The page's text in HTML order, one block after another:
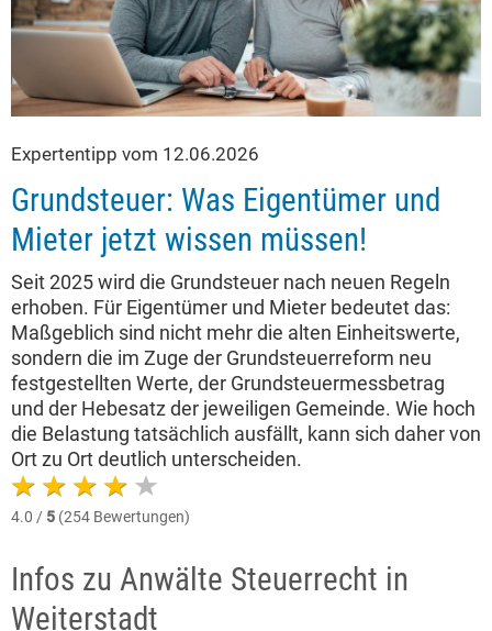
Expertentipp vom 12.06.2026
Grundsteuer: Was Eigentümer und
Mieter jetzt wissen müssen!
Seit 2025 wird die Grundsteuer nach neuen Regeln
erhoben. Für Eigentümer und Mieter bedeutet das:
Maßgeblich sind nicht mehr die alten Einheitswerte,
sondern die im Zuge der Grundsteuerreform neu
festgestellten Werte, der Grundsteuermessbetrag
und der Hebesatz der jeweiligen Gemeinde. Wie hoch
die Belastung tatsächlich ausfällt, kann sich daher von
Ort zu Ort deutlich unterscheiden.
4.0 / 5 (254 Bewertungen)
Infos zu Anwälte Steuerrecht in
Weiterstadt